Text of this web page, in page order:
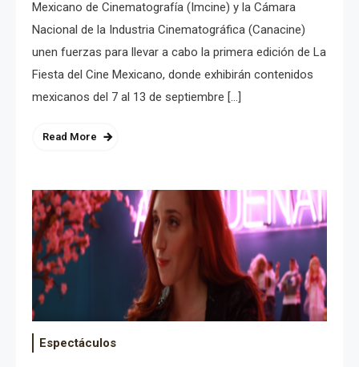
Mexicano de Cinematografía (Imcine) y la Cámara
Nacional de la Industria Cinematográfica (Canacine)
unen fuerzas para llevar a cabo la primera edición de La
Fiesta del Cine Mexicano, donde exhibirán contenidos
mexicanos del 7 al 13 de septiembre […]
Read More
Espectáculos